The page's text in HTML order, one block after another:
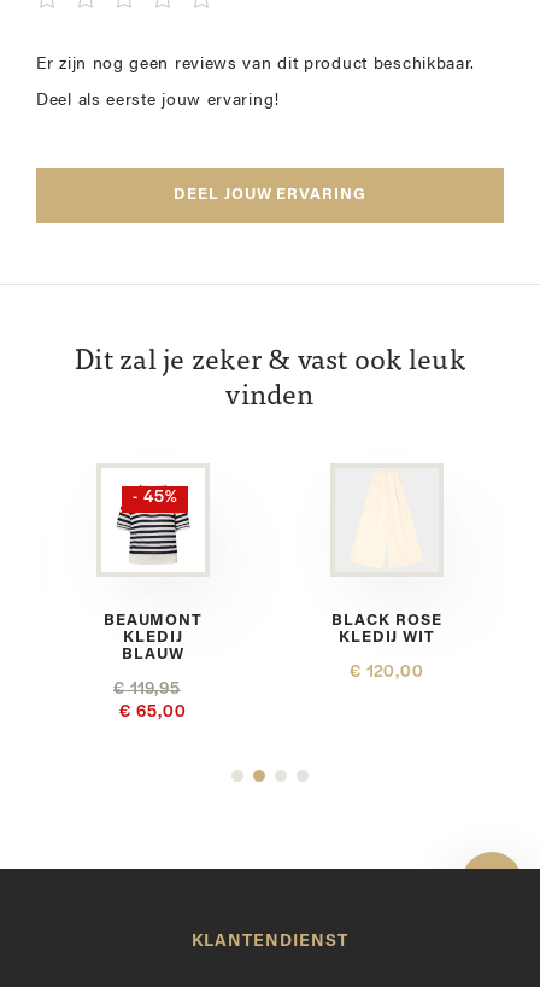
Er zijn nog geen reviews van dit product beschikbaar.
Deel als eerste jouw ervaring!
DEEL JOUW ERVARING
Dit zal je zeker & vast ook leuk
vinden
- 45%
BEAUMONT
KLEDIJ
BLAUW
€ 119,95
€ 65,00
BLACK ROSE
KLEDIJ WIT
€ 120,00
KLANTENDIENST